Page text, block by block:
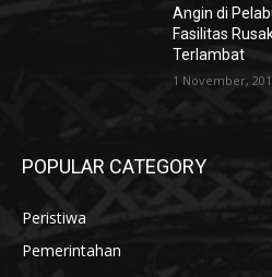
Angin di
Fasilitas
Terlambat
1 November,
POPULAR CATEGORY
Peristiwa
Pemerintahan